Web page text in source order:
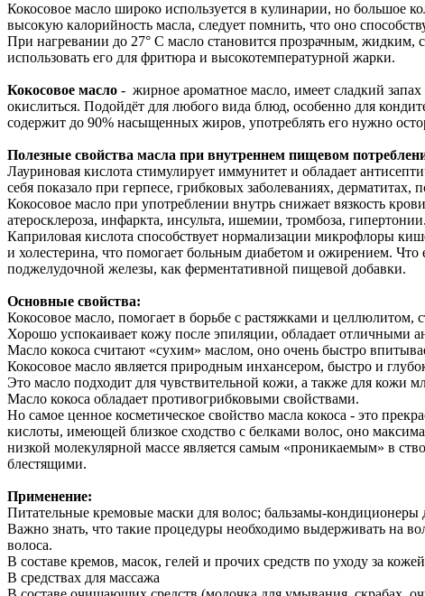
Кокосовое масло широко используется в кулинарии, но
высокую калорийность масла, следует помнить, что оно
При нагревании до 27° C масло становится прозрачным, жидким,
использовать его для фритюра и высокотемпературной жарки.
Кокосовое масло - жирное ароматное масло, имеет сладкий
окислиться. Подойдёт для любого вида блюд, особенно для
содержит до 90% насыщенных жиров, употреблять его нужно
Полезные свойства масла при внутреннем пищевом
Лауриновая кислота стимулирует иммунитет и обладает
себя показало при герпесе, грибковых заболеваниях, дерматитах,
Кокосовое масло при употреблении внутрь снижает вязкость
атеросклероза, инфаркта, инсульта, ишемии, тромбоза,
Каприловая кислота способствует нормализации микрофлоры
и холестерина, что помогает больным диабетом и ожирением.
поджелудочной железы, как ферментативной пищевой добавки.
Основные свойства:
Кокосовое масло, помогает в борьбе с растяжками и целлюлитом,
Хорошо успокаивает кожу после эпиляции, обладает отличными
Масло кокоса считают «сухим» маслом, оно очень быстро
Кокосовое масло является природным инхансером, быстро и
Это масло подходит для чувствительной кожи, а также для кожи
Масло кокоса обладает противогрибковыми свойствами.
Но самое ценное косметическое свойство масла кокоса - это
кислоты, имеющей близкое сходство с белками волос, оно
низкой молекулярной массе является самым «проникаемым» в
блестящими.
Применение:
Питательные кремовые маски для волос; бальзамы-
Важно знать, что такие процедуры необходимо выдерживать на
волоса.
В составе кремов, масок, гелей и прочих средств по уходу за
В средствах для массажа